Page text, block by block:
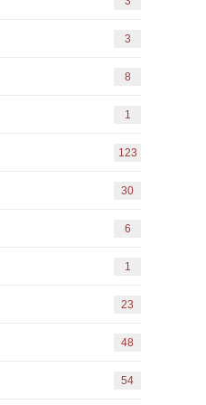
3
8
1
123
30
6
1
23
48
54